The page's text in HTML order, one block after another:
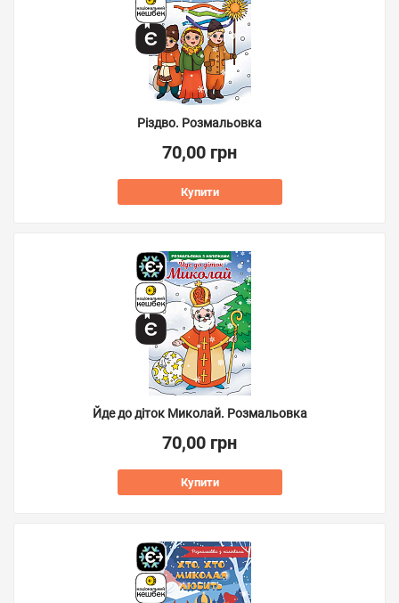
Різдво. Розмальовка
70,00 грн
Купити
Йде до діток Миколай. Розмальовка
70,00 грн
Купити